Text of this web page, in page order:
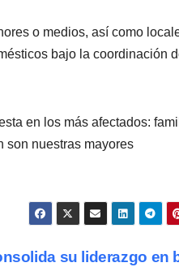
o medios, así como
bajo la coordinación
en los más afectados:
son nuestras mayores
su liderazgo en